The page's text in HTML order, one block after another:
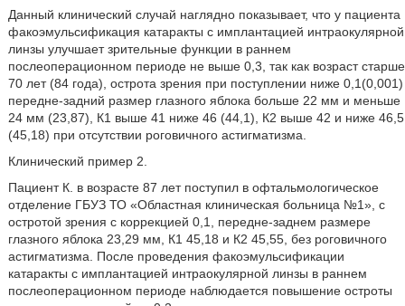
Данный клинический случай наглядно показывает, что у пациента
факоэмульсификация катаракты с имплантацией интраокулярной
линзы улучшает зрительные функции в раннем
послеоперационном периоде не выше 0,3, так как возраст старше
70 лет (84 года), острота зрения при поступлении ниже 0,1(0,001)
передне-задний размер глазного яблока больше 22 мм и меньше
24 мм (23,87), К1 выше 41 ниже 46 (44,1), К2 выше 42 и ниже 46,5
(45,18) при отсутствии роговичного астигматизма.
Клинический пример 2.
Пациент К. в возрасте 87 лет поступил в офтальмологическое
отделение ГБУЗ ТО «Областная клиническая больница №1», с
остротой зрения с коррекцией 0,1, передне-заднем размере
глазного яблока 23,29 мм, К1 45,18 и К2 45,55, без роговичного
астигматизма. После проведения факоэмульсификации
катаракты с имплантацией интраокулярной линзы в раннем
послеоперационном периоде наблюдается повышение остроты